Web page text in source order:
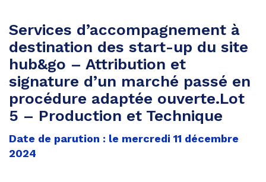
Services d’accompagnement à
destination des start-up du site
hub&go – Attribution et
signature d’un marché passé en
procédure adaptée ouverte.Lot
5 – Production et Technique
Date de parution : le mercredi 11 décembre
2024